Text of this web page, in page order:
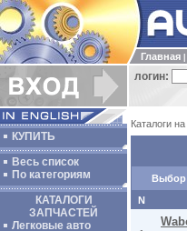
Главная
логин:
КУПИТЬ
Весь список
По категориям
КАТАЛОГИ
ЗАПЧАСТЕЙ
Легковые авто
Каталоги
Выбор
N